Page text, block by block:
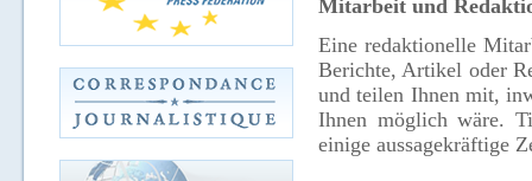
Mitarbeit und
Eine redaktionelle
Berichte, Artikel oder
und teilen Ihnen mit,
Ihnen möglich wäre.
einige aussagekräftige